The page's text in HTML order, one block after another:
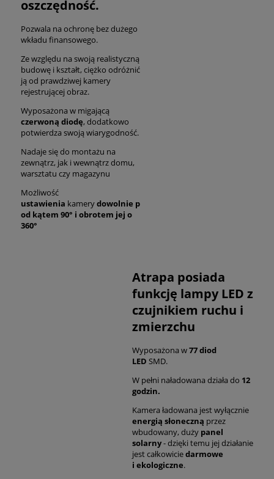
oszczędność.
Pozwala na ochronę bez dużego
wkładu finansowego.
Ze względu na swoją realistyczną
budowę i kształt, ciężko odróżnić
ją od prawdziwej kamery
rejestrującej obraz.
Wyposażona w migającą
czerwoną diodę, dodatkowo
potwierdza swoją wiarygodność.
Nadaje się do montażu na
zewnątrz, jak i wewnątrz domu,
warsztatu czy magazynu
Możliwość
ustawienia kamerydowolnie p
od kątem 90° i obrotem jej o
360°
Atrapa posiada
funkcję lampy LED z
czujnikiem ruchu i
zmierzchu
Wyposażona w77 diod
LED SMD.
W pełni naładowana działa do 12
godzin.
Kamera ładowana jest wyłącznie
energią słoneczną przez
wbudowany, duży panel
solarny- dzięki temu jej działanie
jest całkowiciedarmowe
i ekologiczne.